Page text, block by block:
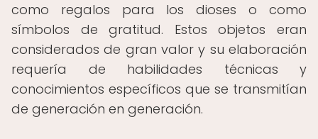
como regalos para los dioses o como
símbolos de gratitud. Estos objetos eran
considerados de gran valor y su elaboración
requería de habilidades técnicas y
conocimientos específicos que se transmitían
de generación en generación.